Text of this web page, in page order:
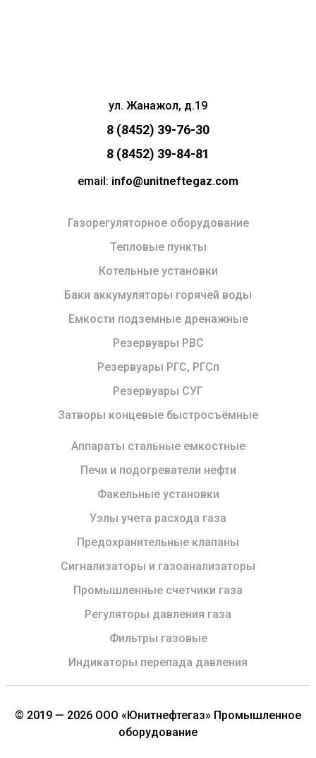
ул. Жанажол, д.19
8 (8452) 39-76-30
8 (8452) 39-84-81
email: info@unitneftegaz.com
Газорегуляторное оборудование
Тепловые пункты
Котельные установки
Баки аккумуляторы горячей воды
Емкости подземные дренажные
Резервуары РВС
Резервуары РГС, РГСп
Резервуары СУГ
Затворы концевые быстросъёмные
Аппараты стальные емкостные
Печи и подогреватели нефти
Факельные установки
Узлы учета расхода газа
Предохранительные клапаны
Сигнализаторы и газоанализаторы
Промышленные счетчики газа
Регуляторы давления газа
Фильтры газовые
Индикаторы перепада давления
© 2019 — 2026 ООО «Юнитнефтегаз» Промышленное
оборудование